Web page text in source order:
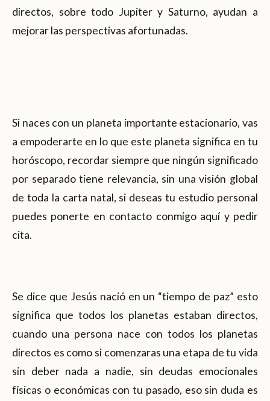
directos, sobre todo Jupiter y Saturno, ayudan a
mejorar las perspectivas afortunadas.
Si naces con un planeta importante estacionario, vas
a empoderarte en lo que este planeta significa en tu
horóscopo, recordar siempre que ningún significado
por separado tiene relevancia, sin una visión global
de toda la carta natal, si deseas tu estudio personal
puedes ponerte en contacto conmigo aquí y pedir
cita.
Se dice que Jesús nació en un “tiempo de paz” esto
significa que todos los planetas estaban directos,
cuando una persona nace con todos los planetas
directos es como si comenzaras una etapa de tu vida
sin deber nada a nadie, sin deudas emocionales
físicas o económicas con tu pasado, eso sin duda es